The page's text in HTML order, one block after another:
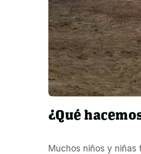
¿Qué
Muchos niños y niñas